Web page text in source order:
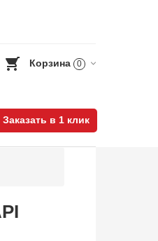
Корзина 0
Заказать в 1 клик